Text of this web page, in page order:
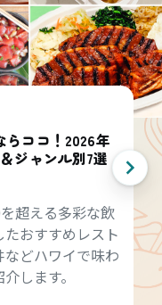
らココ！2026年
ジャンル別7選
超える多彩な飲
おすすめレスト
どハワイで味わ
します。